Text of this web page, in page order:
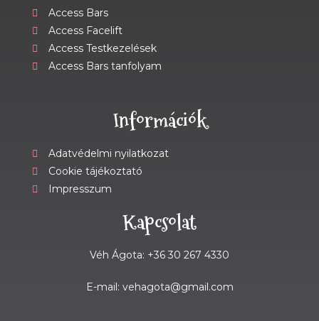
Access Bars
Access Facelift
Access Testkezelések
Access Bars tanfolyam
Információk
Adatvédelmi nyilatkozat
Cookie tájékoztató
Impresszum
Kapcsolat
Véh Ágota: +36 30 267 4330
E-mail: vehagota@gmail.com